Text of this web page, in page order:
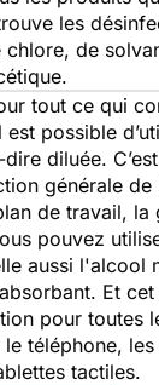
les
de
tout ce qui
possible
diluée.
générale de
de travail, la
pouvez
aussi l'alcool
Et
pour toutes
téléphone,
tactiles.